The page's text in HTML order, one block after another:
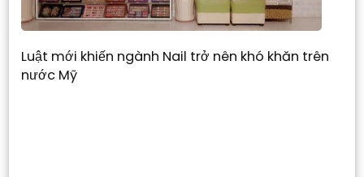
Luật mới khiến ngành Nail trở nên khó khăn trên
nước Mỹ